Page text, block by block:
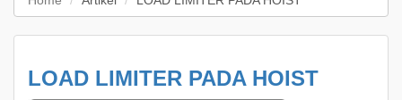
LOAD LIMITER PADA HOIST